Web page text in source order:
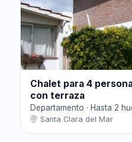
Chalet para 4
con terraza
Departamento · Hasta 2
Santa Clara del Mar